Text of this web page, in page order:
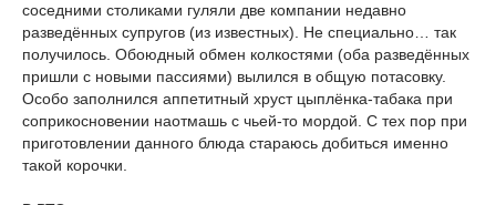
соседними столиками гуляли две компании недавно
разведённых супругов (из известных). Не специально… так
получилось. Обоюдный обмен колкостями (оба разведённых
пришли с новыми пассиями) вылился в общую потасовку.
Особо заполнился аппетитный хруст цыплёнка-табака при
соприкосновении наотмашь с чьей-то мордой. С тех пор при
приготовлении данного блюда стараюсь добиться именно
такой корочки.